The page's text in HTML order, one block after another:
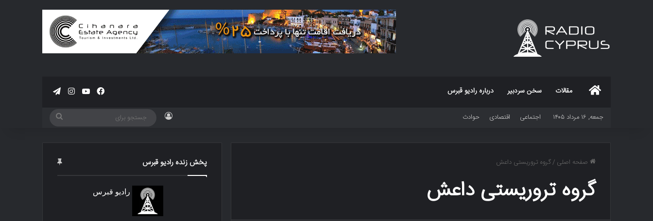
مقالات سخن سردبیر درباره رادیو قبرس فیسبوکیوتیوباینستاگرام
جمعه, ۱۶ مرداد ۱۴۰۵ اجتماعی اقتصادی حوادث
صفحه اصلی /گروه تروریستی داعش
گروه تروریستی داعش
پخش زنده رادیو قبرس
رادیو قبرس